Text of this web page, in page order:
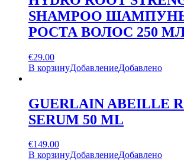
SHAMPOO
РОСТА ВОЛОС 250
€29.00
В корзинуДобавлениеДобавлено
GUERLAIN ABEILLE
SERUM 50 ML
€149.00
В корзинуДобавлениеДобавлено